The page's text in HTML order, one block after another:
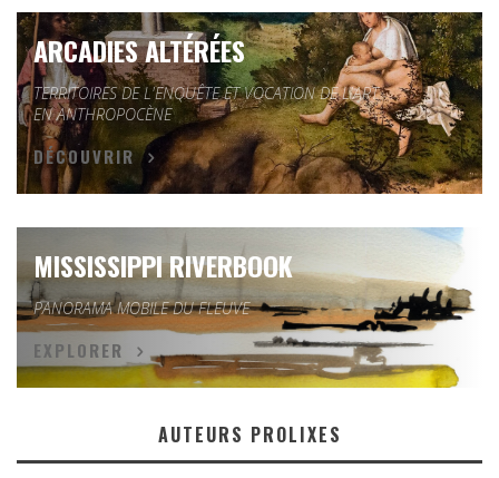
ARCADIES ALTÉRÉES
TERRITOIRES DE L'ENQUÊTE ET VOCATION DE L'ART
EN ANTHROPOCÈNE
DÉCOUVRIR
MISSISSIPPI RIVERBOOK
PANORAMA MOBILE DU FLEUVE
EXPLORER
AUTEURS PROLIXES